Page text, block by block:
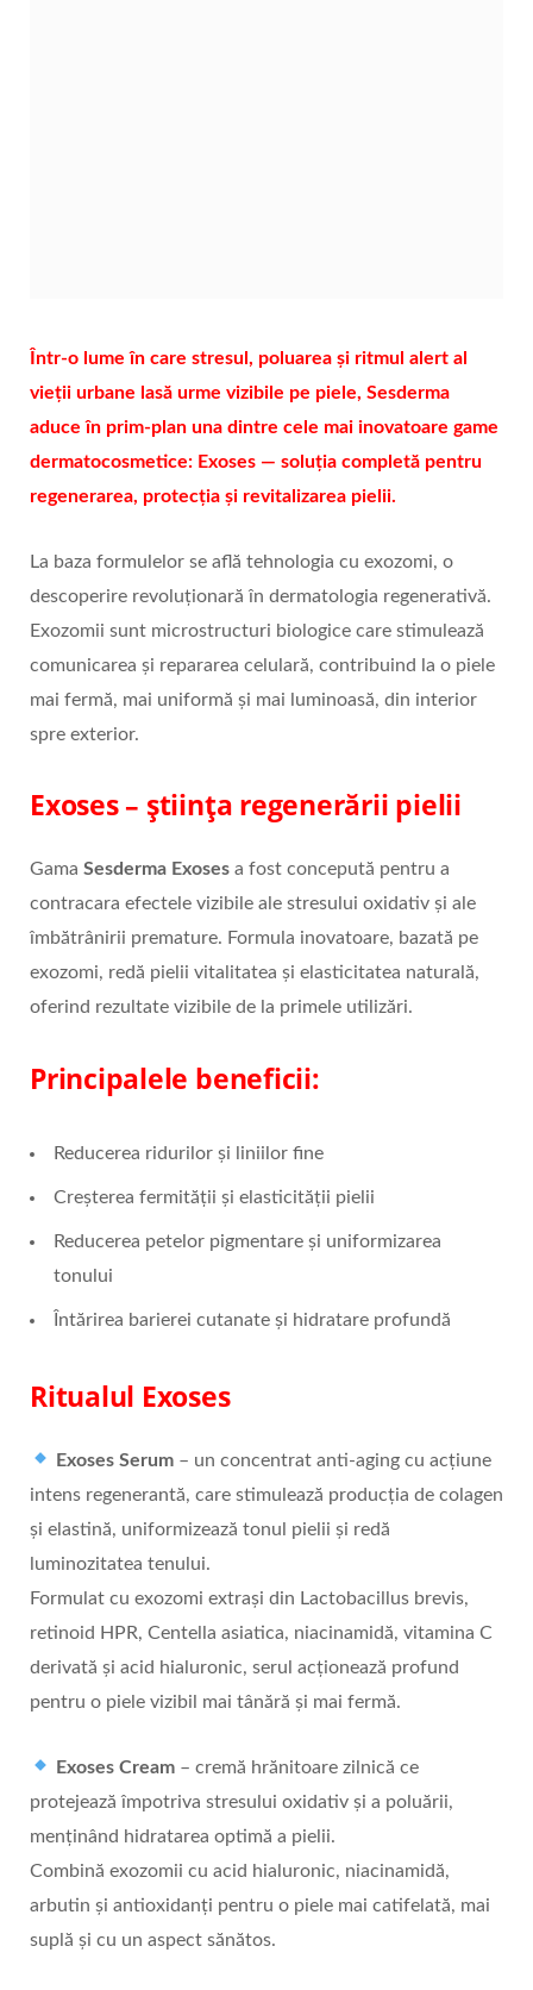
Într-o lume în care stresul, poluarea și ritmul alert al
vieții urbane lasă urme vizibile pe piele, Sesderma
aduce în prim-plan una dintre cele mai inovatoare game
dermatocosmetice: Exoses — soluția completă pentru
regenerarea, protecția și revitalizarea pielii.
La baza formulelor se află tehnologia cu exozomi, o
descoperire revoluționară în dermatologia regenerativă.
Exozomii sunt microstructuri biologice care stimulează
comunicarea și repararea celulară, contribuind la o piele
mai fermă, mai uniformă și mai luminoasă, din interior
spre exterior.
Exoses – știința regenerării pielii
Gama Sesderma Exoses a fost concepută pentru a
contracara efectele vizibile ale stresului oxidativ și ale
îmbătrânirii premature. Formula inovatoare, bazată pe
exozomi, redă pielii vitalitatea și elasticitatea naturală,
oferind rezultate vizibile de la primele utilizări.
Principalele beneficii:
Reducerea ridurilor și liniilor fine
Creșterea fermității și elasticității pielii
Reducerea petelor pigmentare și uniformizarea
tonului
Întărirea barierei cutanate și hidratare profundă
Ritualul Exoses
Exoses Serum – un concentrat anti-aging cu acțiune
intens regenerantă, care stimulează producția de colagen
și elastină, uniformizează tonul pielii și redă
luminozitatea tenului.
Formulat cu exozomi extrași din Lactobacillus brevis,
retinoid HPR, Centella asiatica, niacinamidă, vitamina C
derivată și acid hialuronic, serul acționează profund
pentru o piele vizibil mai tânără și mai fermă.
Exoses Cream – cremă hrănitoare zilnică ce
protejează împotriva stresului oxidativ și a poluării,
menținând hidratarea optimă a pielii.
Combină exozomii cu acid hialuronic, niacinamidă,
arbutin și antioxidanți pentru o piele mai catifelată, mai
suplă și cu un aspect sănătos.